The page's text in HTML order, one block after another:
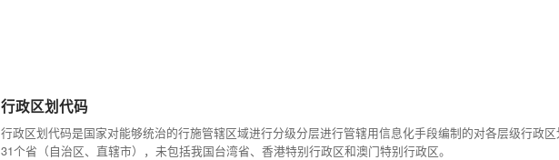
行政区划代码
行政区划代码是国家对能够统治的行施管辖区域进行分级分层进行管辖用信息化手段编制的对各层级行政
31个省（自治区、直辖市），未包括我国台湾省、香港特别行政区和澳门特别行政区。